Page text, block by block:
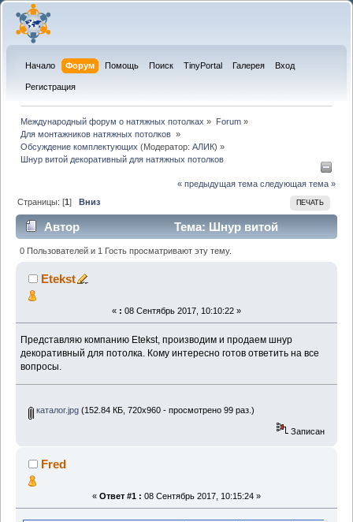
Начало Форум Помощь Поиск TinyPortal Галерея Вход
Регистрация
Международный форум о натяжных потолках » Forum»
Для монтажников натяжных потолков »
Обсуждение комплектующих (Модератор:АЛИК) »
Шнур витой декоративный для натяжных потолков
« предыдущая тема следующая тема »
ПЕЧАТЬ
Страницы: [1]Вниз
Автор
Тема: Шнур витой
декоративный для натяжных потолков (Прочитано
14394 раз)
0 Пользователей и 1 Гость просматривают эту тему.
Etekst
« : 08 Сентябрь 2017, 10:10:22 »
Представляю компанию Etekst, производим и продаем шнур
декоративный для потолка. Кому интересно готов ответить на все
вопросы.
каталог.jpg(152.84 КБ, 720x960 - просмотрено 99 раз.)
Записан
Fred
« Ответ #1 : 08 Сентябрь 2017, 10:15:24 »